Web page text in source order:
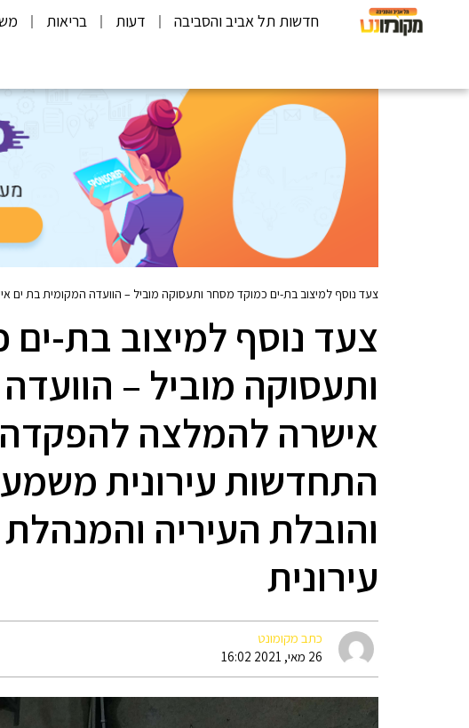
חדשות תל אביב והסביבה דעות בריאות
צעד נוסף למיצוב בת-ים כמוקד מסחר ותעסוקה מוביל – הוועדה המקומית בת ים
צעד נוסף למיצוב בת-
ותעסוקה מוביל –
אישרה להמלצה להפקדה
התחדשות עירונית
והובלת העיריה
עירונית
כתב מקומונט
26 מאי, 2021 16:02